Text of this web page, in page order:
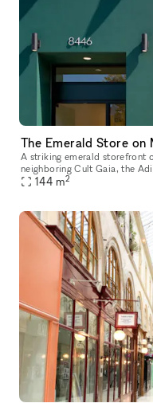
A striking emerald storefront
neighboring Cult Gaia, the
Melrose Place. Inside, a fully
144 m2